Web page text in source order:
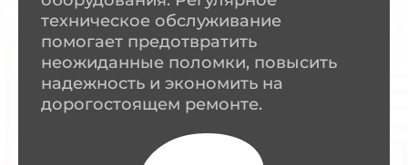
техническое обслуживание
помогает предотвратить
неожиданные поломки, повысить
надежность и экономить на
дорогостоящем ремонте.